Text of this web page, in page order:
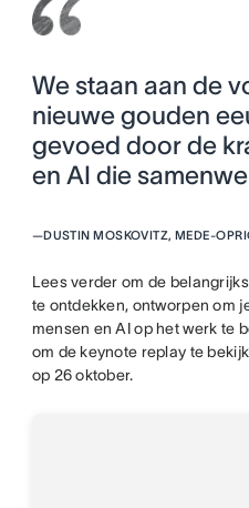
We staan aan de
nieuwe gouden
gevoed door de
en AI die
—DUSTIN MOSKOVITZ, MEDE-
Lees verder om de
te ontdekken, ontworpen om
mensen en AI op het werk te
om de keynote replay te
op 26 oktober.